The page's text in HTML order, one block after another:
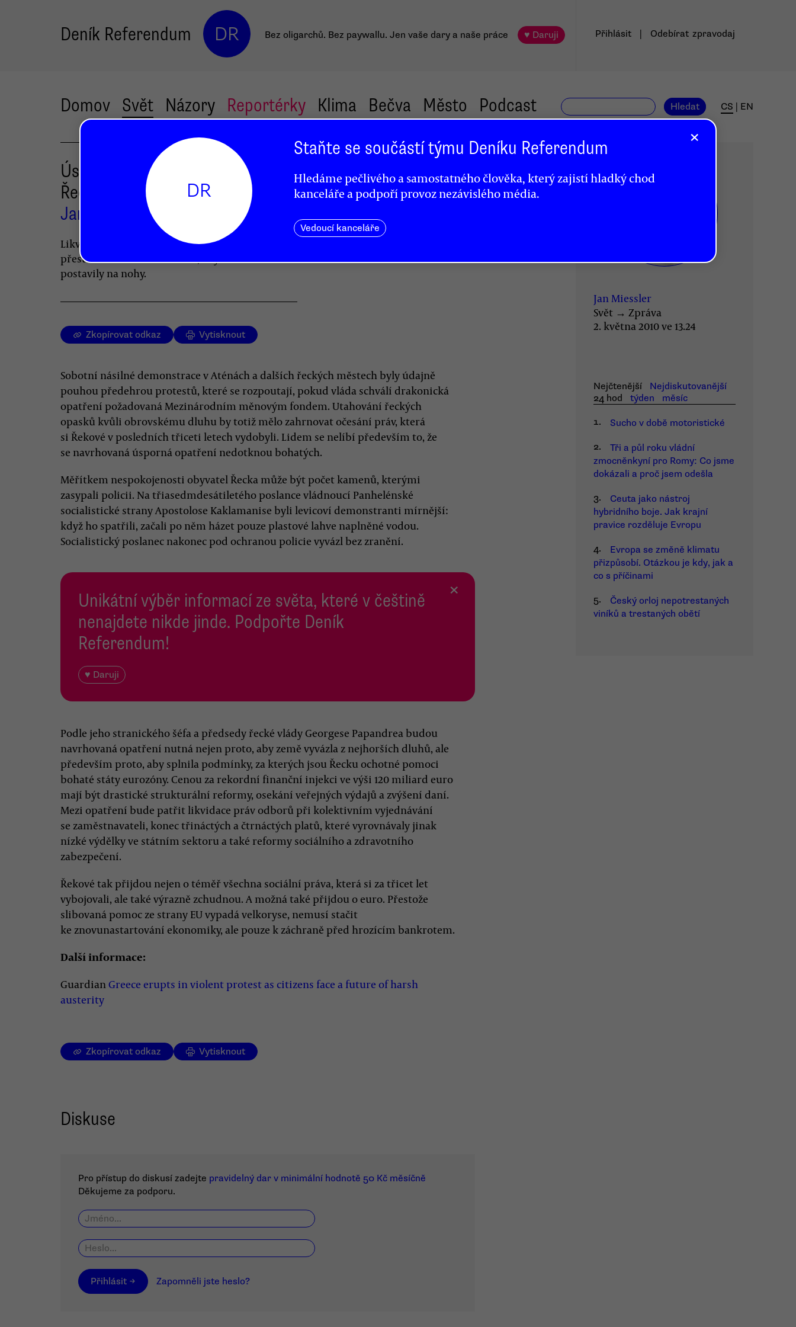
Deník Referendum DR Bez oligarchů. Bez paywallu. Jen vaše dary a naše práce ♥ Daruji Přihlásit Odebírat zpravodaj
Domov Svět Názory Reportérky Klima Bečva Město Podcast Hledat CS EN
Úsporná opatření mají vrátit
Řecko o třicet roků nazpět
Jan Miessler
Likvidace sociálních práv a finanční injekce
přesto nemusí stačit k tomu, aby Řecko znovu
postavily na nohy.
Zkopírovat odkaz Vytisknout
Sobotní násilné demonstrace v Aténách a dalších řeckých městech byly údajně
pouhou předehrou protestů, které se rozpoutají, pokud vláda schválí drakonická
opatření požadovaná Mezinárodním měnovým fondem. Utahování řeckých
opasků kvůli obrovskému dluhu by totiž mělo zahrnovat očesání práv, která
si Řekové v posledních třiceti letech vydobyli. Lidem se nelíbí především to, že
se navrhovaná úsporná opatření nedotknou bohatých.
Měřítkem nespokojenosti obyvatel Řecka může být počet kamenů, kterými
zasypali policii. Na třiasedmdesátiletého poslance vládnoucí Panhelénské
socialistické strany Apostolose Kaklamanise byli levicoví demonstranti mírnější:
když ho spatřili, začali po něm házet pouze plastové lahve naplněné vodou.
Socialistický poslanec nakonec pod ochranou policie vyvázl bez zranění.
Unikátní výběr informací ze světa, které v češtině
nenajdete nikde jinde. Podpořte Deník
Referendum!
♥ Daruji
×
Podle jeho stranického šéfa a předsedy řecké vlády Georgese Papandrea budou
navrhovaná opatření nutná nejen proto, aby země vyvázla z nejhorších dluhů, ale
především proto, aby splnila podmínky, za kterých jsou Řecku ochotné pomoci
bohaté státy eurozóny. Cenou za rekordní finanční injekci ve výši 120 miliard euro
mají být drastické strukturální reformy, osekání veřejných výdajů a zvýšení daní.
Mezi opatření bude patřit likvidace práv odborů při kolektivním vyjednávání
se zaměstnavateli, konec třináctých a čtrnáctých platů, které vyrovnávaly jinak
nízké výdělky ve státním sektoru a také reformy sociálního a zdravotního
zabezpečení.
Řekové tak přijdou nejen o téměř všechna sociální práva, která si za třicet let
vybojovali, ale také výrazně zchudnou. A možná také přijdou o euro. Přestože
slibovaná pomoc ze strany EU vypadá velkoryse, nemusí stačit
ke znovunastartování ekonomiky, ale pouze k záchraně před hrozícím bankrotem.
Další informace:
GuardianGreece erupts in violent protest as citizens face a future of harsh
austerity
Jan Miessler
Svět → Zpráva
2. května 2010 ve 13.24
Nejčtenější
Nejdiskutovanější
24 hod
týden
měsíc
1.
Sucho v době motoristické
2.
Tři a půl roku vládní
zmocněnkyní pro Romy: Co jsme
dokázali a proč jsem odešla
3.
Ceuta jako nástroj
hybridního boje. Jak krajní
pravice rozděluje Evropu
4.
Evropa se změně klimatu
přizpůsobí. Otázkou je kdy, jak a
co s příčinami
5.
Český orloj nepotrestaných
viníků a trestaných obětí
Zkopírovat odkaz Vytisknout
Diskuse
Pro přístup do diskusí zadejte pravidelný dar v minimální hodnotě 50 Kč měsíčně
Děkujeme za podporu.
Přihlásit → Zapomněli jste heslo?
×
DR
Staňte se součástí týmu Deníku Referendum
Hledáme pečlivého a samostatného člověka, který zajistí hladký chod
kanceláře a podpoří provoz nezávislého média.
Vedoucí kanceláře